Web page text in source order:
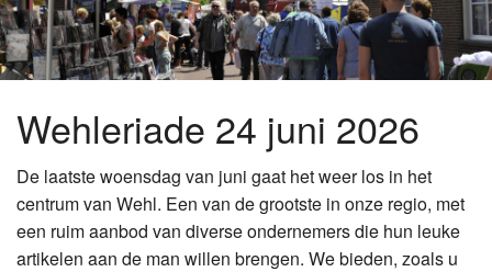
Fotoalbums
Contact
Inschrijven
Wehleriade 24 juni 2026
De laatste woensdag van juni gaat het weer los in het
centrum van Wehl. Een van de grootste in onze regio, met
een ruim aanbod van diverse ondernemers die hun leuke
artikelen aan de man willen brengen. We bieden, zoals u